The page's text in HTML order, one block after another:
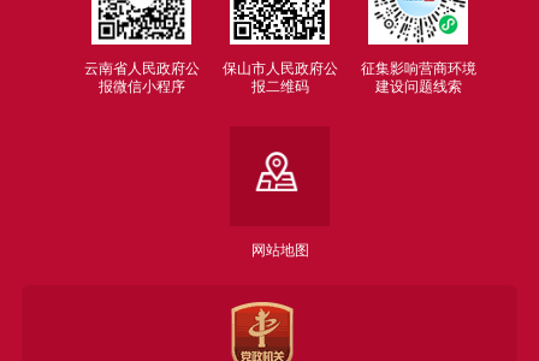
云南省人民政府公
报微信小程序
保山市人民政府公
报二维码
征集影响营商环境
建设问题线索
网站地图